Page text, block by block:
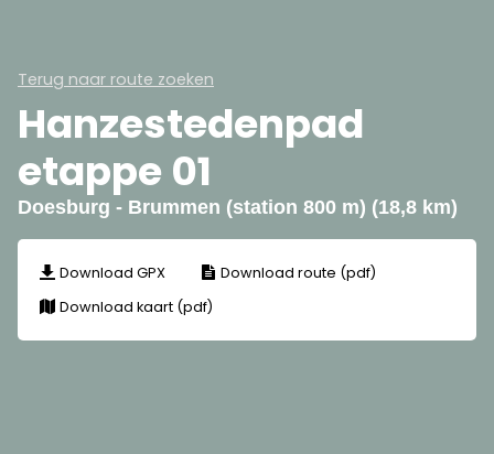
Terug naar route zoeken
Hanzestedenpad
etappe 01
Doesburg - Brummen (station 800 m) (18,8 km)
Download GPX
Download route (pdf)
Download kaart (pdf)